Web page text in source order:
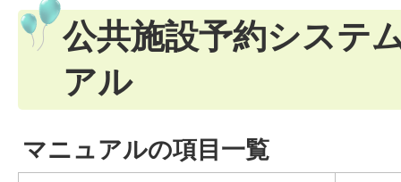
公共施設予約システ
アル
マニュアルの項目一覧